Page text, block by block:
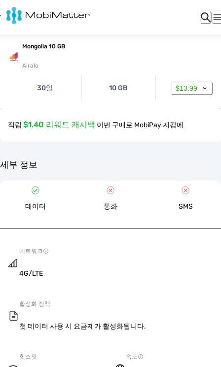
Mongolia 10 GB
Airalo
30일 10 GB $13.99
적립 $1.40 리워드 캐시백 이번 구매로 MobiPay 지갑에
세부 정보
데이터 통화 SMS
네트워크
4G/LTE
활성화 정책
첫 데이터 사용 시 요금제가 활성화됩니다.
핫스팟 속도